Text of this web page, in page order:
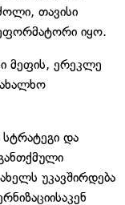
თავისი
იყო.
მეფის, ერეკლე
და
უკავშირდება